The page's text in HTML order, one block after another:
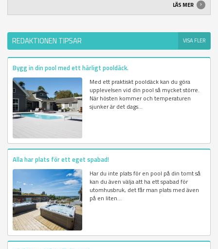
LÄS MER
REDAKTIONEN TIPSAR VISA FLER
Bygg in din pool med ett härligt pooldäck.
Med ett praktiskt pooldäck kan du göra
upplevelsen vid din pool så mycket större.
När hösten kommer och temperaturen
sjunker är det dags...
Alla har plats för ett eget spabad!
Har du inte plats för en pool på din tomt så
kan du även välja att ha ett spabad för
utomhusbruk, det får man plats med även
på en liten...